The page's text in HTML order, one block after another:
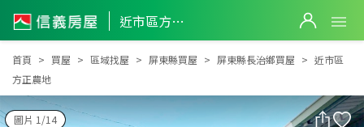
近市區方正農地
近市區方正農地
首頁 買屋 區域找屋 屏東縣買屋 屏東縣長治鄉買屋
近市區
方正農地
圖片 1/14